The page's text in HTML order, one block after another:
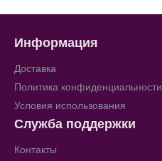
Информация
Доставка
Политика конфиденциальности
Условия использования
Служба поддержки
Контакты